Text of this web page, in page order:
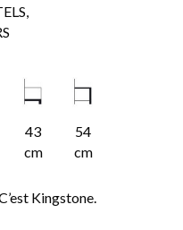
43
cm
54
cm
Kingstone.